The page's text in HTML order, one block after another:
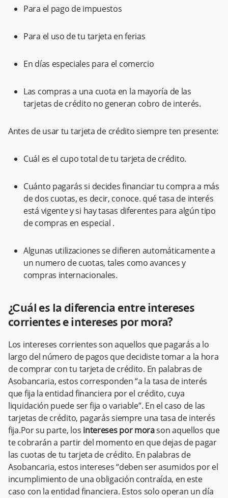
Para el pago de impuestos
Para el uso de tu tarjeta en ferias
En días especiales para el comercio
Las compras a una cuota en la mayoría de las
tarjetas de crédito no generan cobro de interés.
Antes de usar tu tarjeta de crédito siempre ten presente:
Cuál es el cupo total de tu tarjeta de crédito.
Cuánto pagarás si decides financiar tu compra a más
de dos cuotas, es decir, conoce. qué tasa de interés
está vigente y si hay tasas diferentes para algún tipo
de compras en especial .
Algunas utilizaciones se difieren automáticamente a
un numero de cuotas, tales como avances y
compras internacionales.
¿Cuál es la diferencia entre intereses
corrientes e intereses por mora?
Los intereses corrientes son aquellos que pagarás a lo
largo del número de pagos que decidiste tomar a la hora
de comprar con tu tarjeta de crédito. En palabras de
Asobancaria, estos corresponden “a la tasa de interés
que fija la entidad financiera por el crédito, cuya
liquidación puede ser fija o variable”. En el caso de las
tarjetas de crédito, pagarás siempre una tasa de interés
fija.Por su parte, los intereses por morason aquellos que
te cobrarán a partir del momento en que dejas de pagar
las cuotas de tu tarjeta de crédito. En palabras de
Asobancaria, estos intereses “deben ser asumidos por el
incumplimiento de una obligación contraída, en este
caso con la entidad financiera. Estos solo operan un día